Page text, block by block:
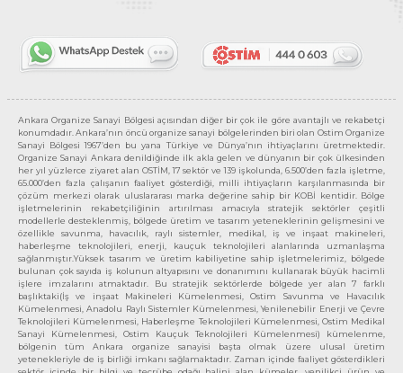
Ankara Organize Sanayi Bölgesi açısından diğer bir çok ile göre avantajlı ve rekabetçi
konumdadır. Ankara’nın öncü organize sanayi bölgelerinden biri olan Ostim Organize
Sanayi Bölgesi 1967’den bu yana Türkiye ve Dünya’nın ihtiyaçlarını üretmektedir.
Organize Sanayi Ankara denildiğinde ilk akla gelen ve dünyanın bir çok ülkesinden
her yıl yüzlerce ziyaret alan OSTİM, 17 sektör ve 139 işkolunda, 6.500’den fazla işletme,
65.000’den fazla çalışanın faaliyet gösterdiği, milli ihtiyaçların karşılanmasında bir
çözüm merkezi olarak uluslararası marka değerine sahip bir KOBİ kentidir. Bölge
işletmelerinin rekabetçiliğinin artırılması amacıyla stratejik sektörler çeşitli
modellerle desteklenmiş, bölgede üretim ve tasarım yeteneklerinin gelişmesini ve
özellikle savunma, havacılık, raylı sistemler, medikal, iş ve inşaat makineleri,
haberleşme teknolojileri, enerji, kauçuk teknolojileri alanlarında uzmanlaşma
sağlanmıştır.Yüksek tasarım ve üretim kabiliyetine sahip işletmelerimiz, bölgede
bulunan çok sayıda iş kolunun altyapısını ve donanımını kullanarak büyük hacimli
işlere imzalarını atmaktadır. Bu stratejik sektörlerde bölgede yer alan 7 farklı
başlıktaki(İş ve inşaat Makineleri Kümelenmesi, Ostim Savunma ve Havacılık
Kümelenmesi, Anadolu Raylı Sistemler Kümelenmesi, Yenilenebilir Enerji ve Çevre
Teknolojileri Kümelenmesi, Haberleşme Teknolojileri Kümelenmesi, Ostim Medikal
Sanayi Kümelenmesi, Ostim Kauçuk Teknolojileri Kümelenmesi) kümelenme,
bölgenin tüm Ankara organize sanayisi başta olmak üzere ulusal üretim
yetenekleriyle de iş birliği imkanı sağlamaktadır. Zaman içinde faaliyet gösterdikleri